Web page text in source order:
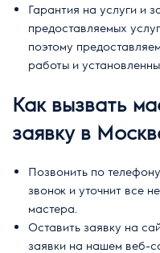
Гарантия на услуги и
предоставляемых
поэтому
работы и
Как вызвать
заявку в
Позвонить по
звонок и уточнит все
мастера.
Оставить заявку на
заявки на нашем веб-